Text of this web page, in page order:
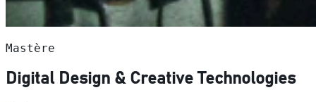
Mastère
Digital Design & Creative Technologies